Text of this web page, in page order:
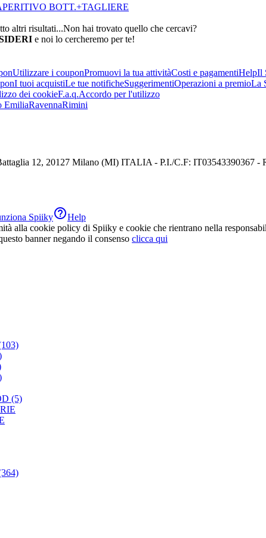
BOTT.+TAGLIERE
altri risultati...Non hai trovato quello che cercavi?
e noi lo cercheremo per te!
Utilizzare i couponPromuovi la tua attivitàCosti e pagamentiHelpIl
I tuoi acquistiLe tue notificheSuggerimentiOperazioni a premioLa
dei cookieF.a.q.Accordo per l'utilizzo
EmiliaRavennaRimini
12, 20127 Milano (MI) ITALIA - P.I./C.F: IT03543390367 -
SpiikyHelp
alla cookie policy di Spiiky e cookie che rientrano nella
banner negando il consenso clicca qui
(5)